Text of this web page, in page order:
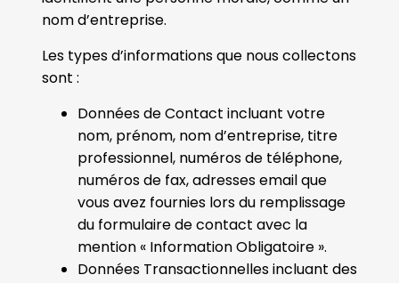
nom d’entreprise.
Les types d’informations que nous collectons
sont :
Données de Contact incluant votre
nom, prénom, nom d’entreprise, titre
professionnel, numéros de téléphone,
numéros de fax, adresses email que
vous avez fournies lors du remplissage
du formulaire de contact avec la
mention « Information Obligatoire ».
Données Transactionnelles incluant des